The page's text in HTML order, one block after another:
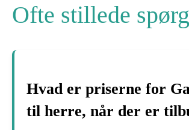
Ofte stillede
Hvad er priserne for
til herre, når der er